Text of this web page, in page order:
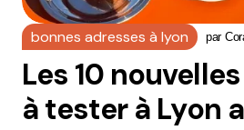
bonnes adresses à lyon par
Les 10
à tester à Lyon